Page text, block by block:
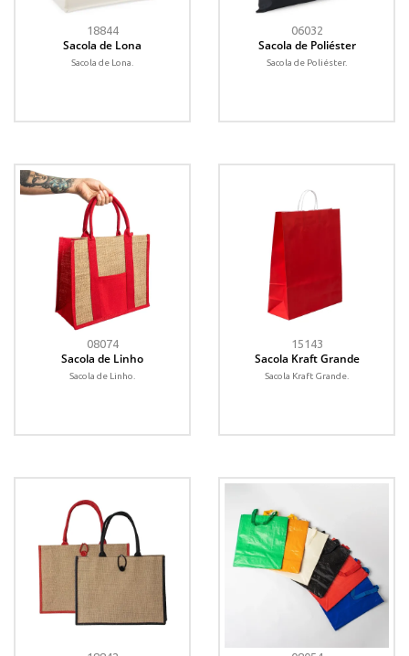
18844
Sacola de Lona
Sacola de Lona.
06032
Sacola de Poliéster
Sacola de Poliéster.
08074
Sacola de Linho
Sacola de Linho.
15143
Sacola Kraft Grande
Sacola Kraft Grande.